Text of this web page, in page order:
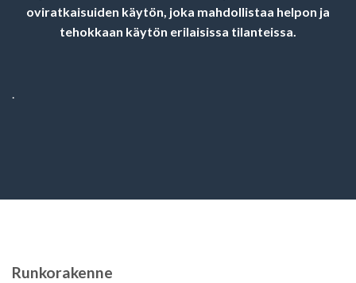
oviratkaisuiden käytön, joka mahdollistaa helpon ja
tehokkaan käytön erilaisissa tilanteissa.
.
Runkorakenne